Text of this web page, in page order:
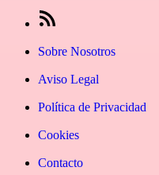
instagram»]
fa-
youtube»]
Google
News
icon
icon=»fa
fa-
rss»]
Sobre Nosotros
Aviso Legal
Política de Privacidad
Cookies
Contacto